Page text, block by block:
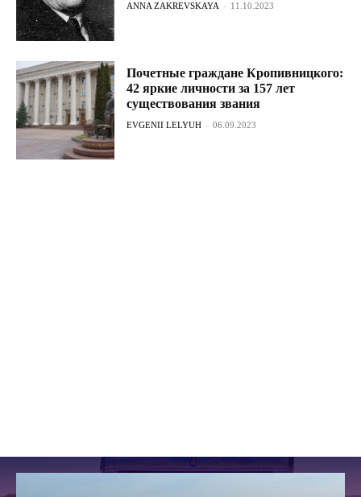
ANNA ZAKREVSKAYA - 11.10.2023
Почетные граждане Кропивницкого:
42 яркие личности за 157 лет
существования звания
EVGENII LELYUH - 06.09.2023